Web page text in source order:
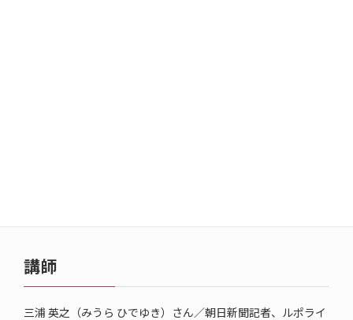
講師
三浦 英之（みうら ひでゆき）さん／朝日新聞記者、ルポライ